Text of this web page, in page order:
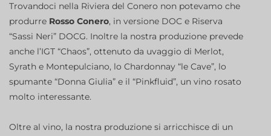
Trovandoci nella Riviera del Conero non potevamo che
produrre Rosso Conero, in versione DOC e Riserva
“Sassi Neri” DOCG. Inoltre la nostra produzione prevede
anche l’IGT “Chaos”, ottenuto da uvaggio di Merlot,
Syrath e Montepulciano, lo Chardonnay “le Cave”, lo
spumante “Donna Giulia” e il “Pinkfluid”, un vino rosato
molto interessante.
Oltre al vino, la nostra produzione si arricchisce di un